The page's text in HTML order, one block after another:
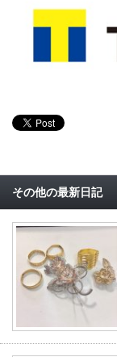
その他の最新日記